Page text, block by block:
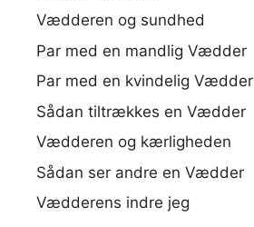
Vædderen og sundhed
Par med en mandlig Vædder
Par med en kvindelig Vædder
Sådan tiltrækkes en Vædder
Vædderen og kærligheden
Sådan ser andre en Vædder
Vædderens indre jeg